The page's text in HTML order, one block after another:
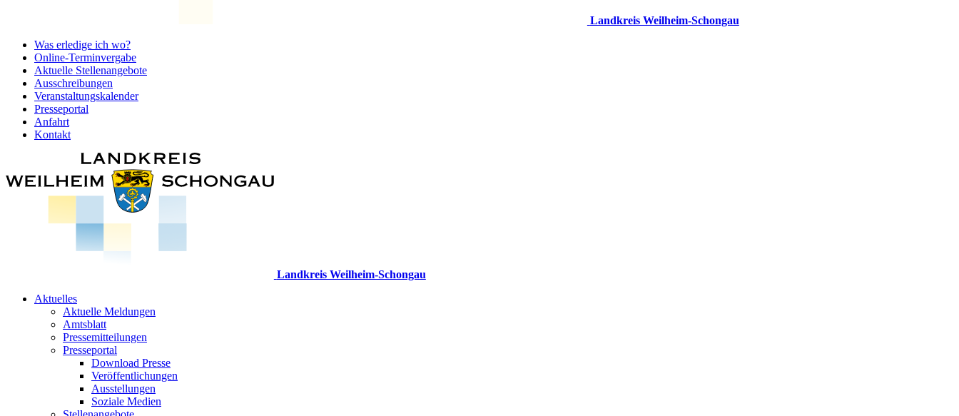
Landkreis Weilheim-Schongau
Was erledige ich wo?
Online-Terminvergabe
Aktuelle Stellenangebote
Ausschreibungen
Veranstaltungskalender
Presseportal
Anfahrt
Kontakt
Landkreis Weilheim-Schongau
Aktuelles
Aktuelle Meldungen
Amtsblatt
Pressemitteilungen
Presseportal
Download Presse
Veröffentlichungen
Ausstellungen
Soziale Medien